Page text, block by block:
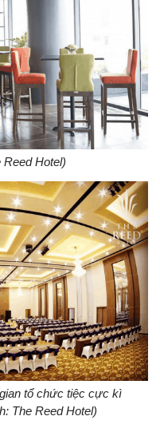
Reed Hotel)
tổ chức tiệc cực kì
The Reed Hotel)